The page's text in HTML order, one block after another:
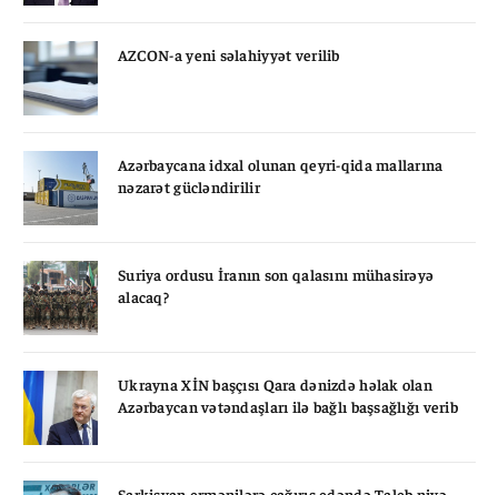
AZCON-a yeni səlahiyyət verilib
Azərbaycana idxal olunan qeyri-qida mallarına
nəzarət gücləndirilir
Suriya ordusu İranın son qalasını mühasirəyə
alacaq?
Ukrayna XİN başçısı Qara dənizdə həlak olan
Azərbaycan vətəndaşları ilə bağlı başsağlığı verib